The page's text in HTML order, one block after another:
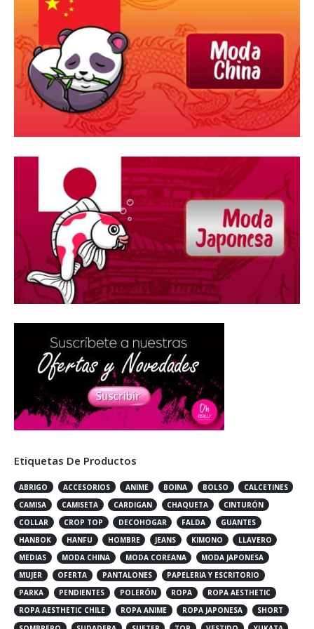
Etiquetas De Productos
ABRIGO ACCESORIOS ANIME BOINA BOLSO
CALCETINES
CAMISA
CAMISETA CARDIGAN CHAQUETA
CINTURÓN
COLLAR
CROP TOP DECOHOGAR FALDA
GUANTES
HANBOK
HANFU HOMBRE JEANS KIMONO
LLAVERO
MEDIAS
MODA CHINA MODA COREANA
MODA JAPONESA
MUJER
OFERTA PANTALONES
PAPELERIA Y ESCRITORIO
PARKA
PENDIENTES POLERÓN ROPA
ROPA AESTHETIC
ROPA AESTHETIC CHILE
ROPA ANIME ROPA JAPONESA
SHORT